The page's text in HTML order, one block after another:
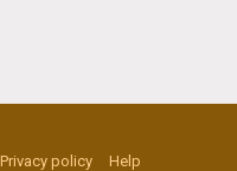
Privacy policy
Help